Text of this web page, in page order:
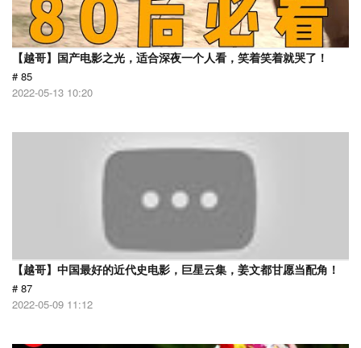
【越哥】国产电影之光，适合深夜一个人看，笑着笑着就哭了！
# 85
2022-05-13 10:20
【越哥】中国最好的近代史电影，巨星云集，姜文都甘愿当配角！
# 87
2022-05-09 11:12